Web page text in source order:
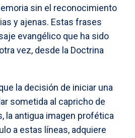
sin el reconocimiento
y ajenas. Estas frases
evangélico que ha sido
vez, desde la Doctrina
la decisión de iniciar una
sometida al capricho de
la antigua imagen profética
a estas líneas, adquiere